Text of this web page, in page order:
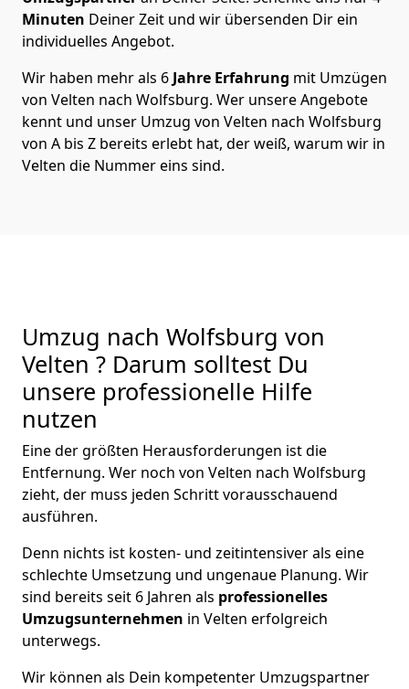
Minuten Deiner Zeit und wir übersenden Dir ein
individuelles Angebot.
Wir haben mehr als 6 Jahre Erfahrung mit Umzügen
von Velten nach Wolfsburg. Wer unsere Angebote
kennt und unser Umzug von Velten nach Wolfsburg
von A bis Z bereits erlebt hat, der weiß, warum wir in
Velten die Nummer eins sind.
Umzug nach Wolfsburg von
Velten ? Darum solltest Du
unsere professionelle Hilfe
nutzen
Eine der größten Herausforderungen ist die
Entfernung. Wer noch von Velten nach Wolfsburg
zieht, der muss jeden Schritt vorausschauend
ausführen.
Denn nichts ist kosten- und zeitintensiver als eine
schlechte Umsetzung und ungenaue Planung. Wir
sind bereits seit 6 Jahren als professionelles
Umzugsunternehmen in Velten erfolgreich
unterwegs.
Wir können als Dein kompetenter Umzugspartner